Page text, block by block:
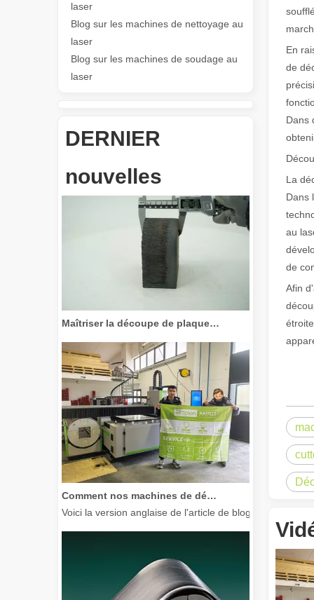
laser
Blog sur les machines de nettoyage au
laser
Blog sur les machines de soudage au
laser
DERNIER
nouvelles
Les caractéristiques polyvalentes Application et les
En
de
Dans
La
Dans
au
de
Afin